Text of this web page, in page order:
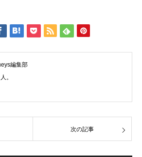
編集部
。
次の記事